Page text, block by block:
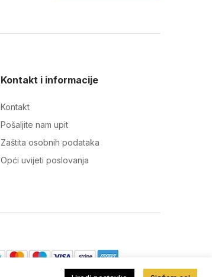
Kontakt i informacije
Kontakt
Pošaljite nam upit
Zaštita osobnih podataka
Opći uvijeti poslovanja